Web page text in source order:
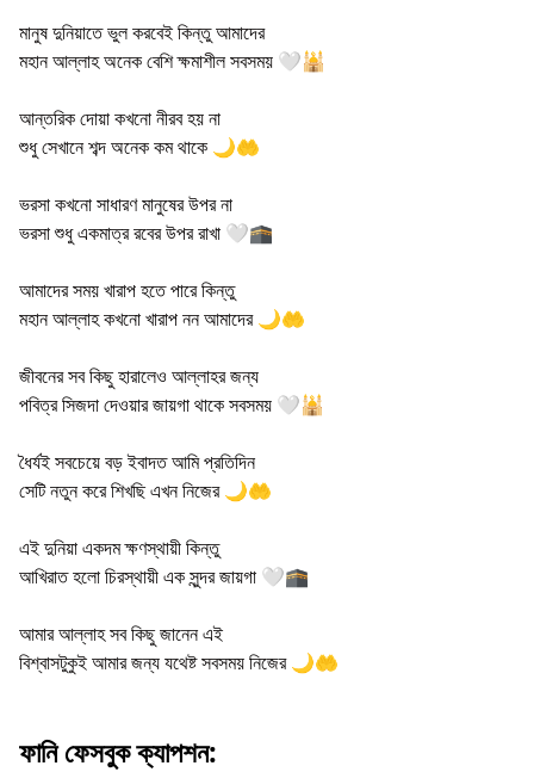
মানুষ দুনিয়াতে ভুল করবেই কিন্তু আমাদের
মহান আল্লাহ অনেক বেশি ক্ষমাশীল সবসময় 🤍🕌
আন্তরিক দোয়া কখনো নীরব হয় না
শুধু সেখানে শব্দ অনেক কম থাকে 🌙🤲
ভরসা কখনো সাধারণ মানুষের উপর না
ভরসা শুধু একমাত্র রবের উপর রাখা 🤍🕋
আমাদের সময় খারাপ হতে পারে কিন্তু
মহান আল্লাহ কখনো খারাপ নন আমাদের 🌙🤲
জীবনের সব কিছু হারালেও আল্লাহর জন্য
পবিত্র সিজদা দেওয়ার জায়গা থাকে সবসময় 🤍🕌
ধৈর্যই সবচেয়ে বড় ইবাদত আমি প্রতিদিন
সেটি নতুন করে শিখছি এখন নিজের 🌙🤲
এই দুনিয়া একদম ক্ষণস্থায়ী কিন্তু
আখিরাত হলো চিরস্থায়ী এক সুন্দর জায়গা 🤍🕋
আমার আল্লাহ সব কিছু জানেন এই
বিশ্বাসটুকুই আমার জন্য যথেষ্ট সবসময় নিজের 🌙🤲
ফানি ফেসবুক ক্যাপশন: